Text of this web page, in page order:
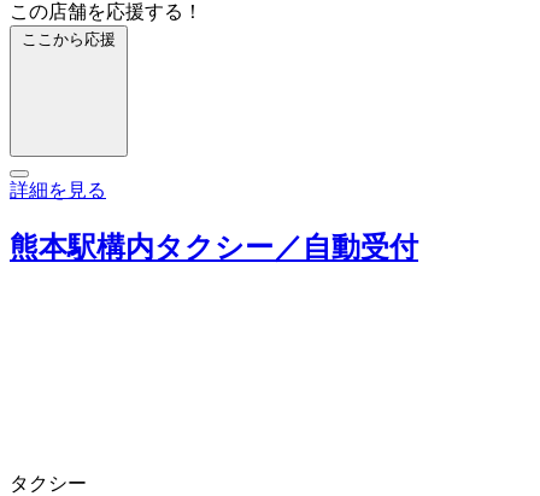
この店舗を応援する！
ここから応援
詳細を見る
熊本駅構内タクシー／自動受付
タクシー